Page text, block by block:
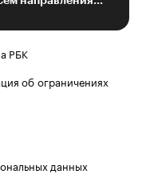
РБК
об ограничениях
данных